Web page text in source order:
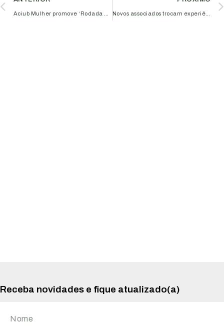
Receba novidades e fique atualizado(a)